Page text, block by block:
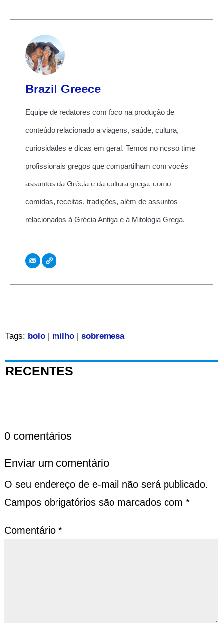
Brazil Greece
Equipe de redatores com foco na produção de
conteúdo relacionado a viagens, saúde, cultura,
curiosidades e dicas em geral. Temos no nosso time
profissionais gregos que compartilham com vocês
assuntos da Grécia e da cultura grega, como
comidas, receitas, tradições, além de assuntos
relacionados à Grécia Antiga e à Mitologia Grega.
Tags: bolo| milho| sobremesa
RECENTES
0 comentários
Enviar um comentário
O seu endereço de e-mail não será publicado.
Campos obrigatórios são marcados com *
Comentário *